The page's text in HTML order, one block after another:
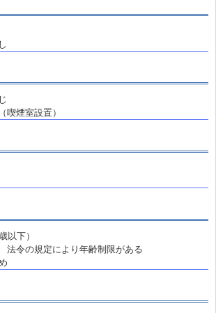
喫煙室設置）
以下）
令の規定により年齢制限がある